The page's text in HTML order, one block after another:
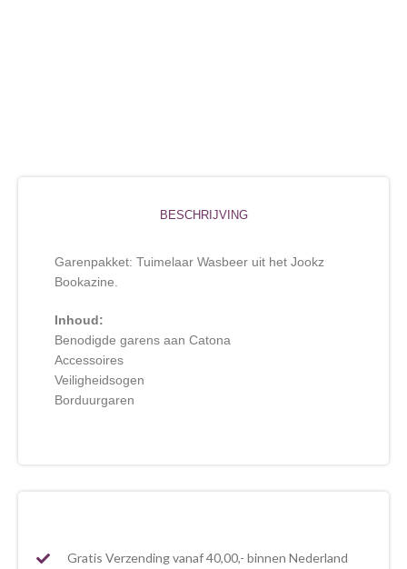
BESCHRIJVING
Garenpakket: Tuimelaar Wasbeer uit het Jookz
Bookazine.
Inhoud:
Benodigde garens aan Catona
Accessoires
Veiligheidsogen
Borduurgaren
Gratis Verzending vanaf 40,00,- binnen Nederland